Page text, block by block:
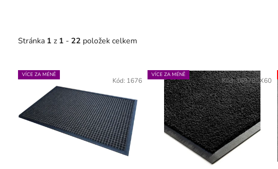
Stránka 1 z 1 - 22 položek celkem
V
ý
s
VÍCE ZA MÉNĚ
Kód: 1676
VÍCE ZA MÉNĚ
Kód:169785X60